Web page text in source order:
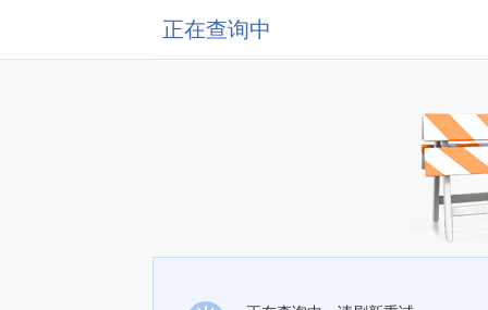
正在查询中